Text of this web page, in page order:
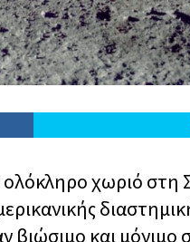
ολόκληρο χωριό στη
βιώσιμο και